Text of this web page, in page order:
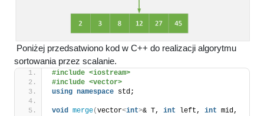
Poniżej przedsatwiono kod w C++ do realizacji algorytmu
sortowania przez scalanie.
#include <iostream>
#include <vector>
using namespace std;
void merge(vector<int>& T, int left, int